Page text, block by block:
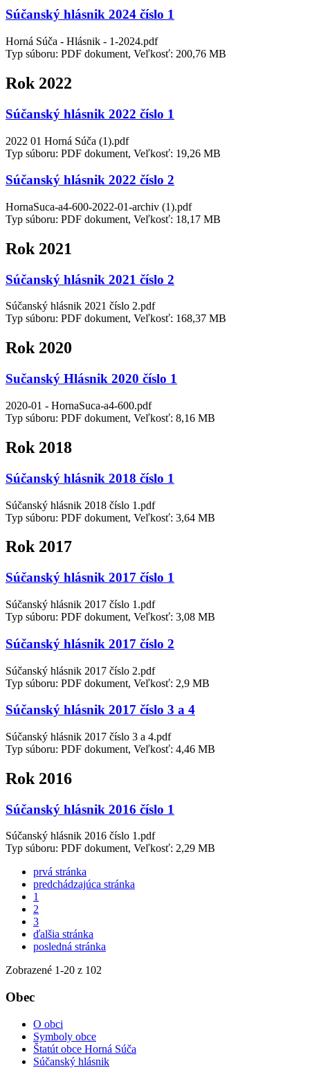
Súčanský hlásnik 2024 číslo 1
Horná Súča - Hlásnik - 1-2024.pdf
Typ súboru: PDF dokument, Veľkosť: 200,76 MB
Rok 2022
Súčanský hlásnik 2022 číslo 1
2022 01 Horná Súča (1).pdf
Typ súboru: PDF dokument, Veľkosť: 19,26 MB
Súčanský hlásnik 2022 číslo 2
HornaSuca-a4-600-2022-01-archiv (1).pdf
Typ súboru: PDF dokument, Veľkosť: 18,17 MB
Rok 2021
Súčanský hlásnik 2021 číslo 2
Súčanský hlásnik 2021 číslo 2.pdf
Typ súboru: PDF dokument, Veľkosť: 168,37 MB
Rok 2020
Sučanský Hlásnik 2020 číslo 1
2020-01 - HornaSuca-a4-600.pdf
Typ súboru: PDF dokument, Veľkosť: 8,16 MB
Rok 2018
Súčanský hlásnik 2018 číslo 1
Súčanský hlásnik 2018 číslo 1.pdf
Typ súboru: PDF dokument, Veľkosť: 3,64 MB
Rok 2017
Súčanský hlásnik 2017 číslo 1
Súčanský hlásnik 2017 číslo 1.pdf
Typ súboru: PDF dokument, Veľkosť: 3,08 MB
Súčanský hlásnik 2017 číslo 2
Súčanský hlásnik 2017 číslo 2.pdf
Typ súboru: PDF dokument, Veľkosť: 2,9 MB
Súčanský hlásnik 2017 číslo 3 a 4
Súčanský hlásnik 2017 číslo 3 a 4.pdf
Typ súboru: PDF dokument, Veľkosť: 4,46 MB
Rok 2016
Súčanský hlásnik 2016 číslo 1
Súčanský hlásnik 2016 číslo 1.pdf
Typ súboru: PDF dokument, Veľkosť: 2,29 MB
prvá stránka
predchádzajúca stránka
1
2
3
ďalšia stránka
posledná stránka
Zobrazené 1-20 z 102
Obec
O obci
Symboly obce
Štatút obce Horná Súča
Súčanský hlásnik